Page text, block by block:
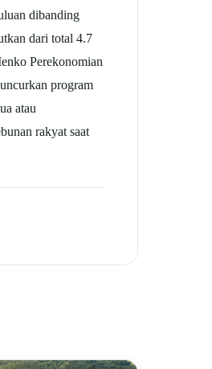
dibanding
dari total 4.7
Perekonomian
program
atau
rakyat saat